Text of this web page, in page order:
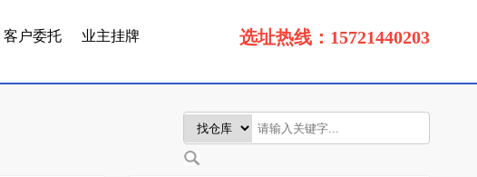
客户委托 业主挂牌 选址热线：15721440203